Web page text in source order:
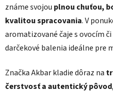
známe svojou plnou chuťou,
kvalitou spracovania. V
aromatizované čaje s ovocím
darčekové balenia ideálne pre
Značka Akbar kladie dôraz na
čerstvosť a autentický pôvod